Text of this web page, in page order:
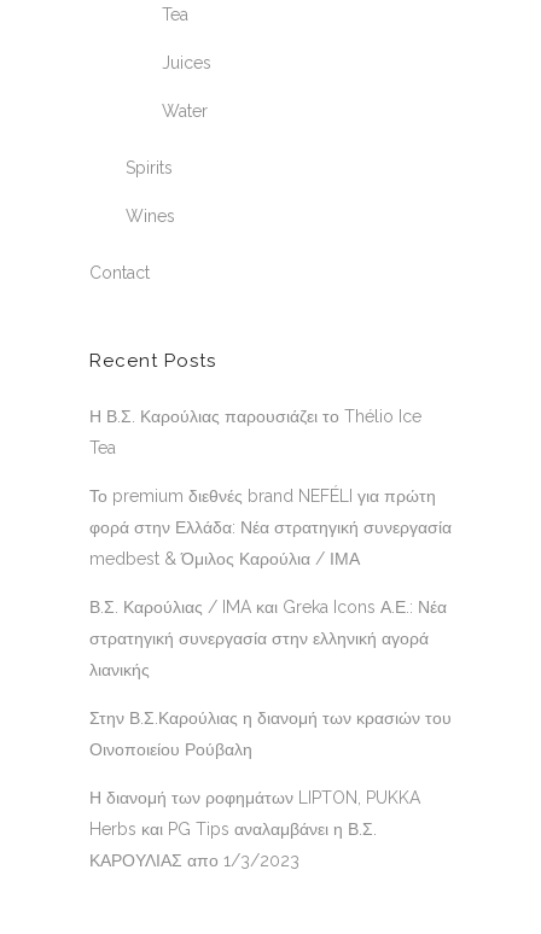
Tea
Juices
Water
Spirits
Wines
Contact
Recent Posts
Η Β.Σ. Καρούλιας παρουσιάζει το Thélio Ice
Tea
Το premium διεθνές brand NEFÉLI για πρώτη
φορά στην Ελλάδα: Νέα στρατηγική συνεργασία
medbest & Όμιλος Καρούλια / ΙΜΑ
Β.Σ. Καρούλιας / IMA και Greka Icons Α.Ε.: Νέα
στρατηγική συνεργασία στην ελληνική αγορά
λιανικής
Στην Β.Σ.Καρούλιας η διανομή των κρασιών του
Οινοποιείου Ρούβαλη
Η διανομή των ροφημάτων LIPTON, PUKKA
Herbs και PG Tips αναλαμβάνει η Β.Σ.
ΚΑΡΟΥΛΙΑΣ απο 1/3/2023